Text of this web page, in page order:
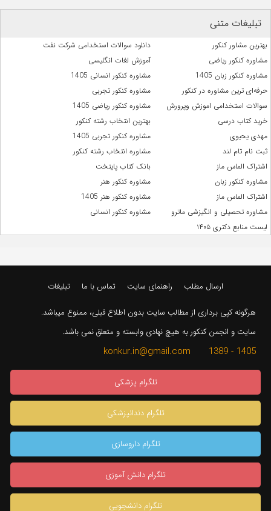
تبلیغات متنی
بهترین مشاور کنکور
دانلود سوالات استخدامی شرکت نفت
مشاوره کنکور ریاضی
آموزش لغات انگلیسی
مشاوره کنکور زبان 1405
مشاوره کنکور انسانی 1405
حرفه‌ای ترین مشاوره در کنکور
مشاوره کنکور تجربی
سوالات استخدامی اموزش وپرورش
مشاوره کنکور ریاضی 1405
خرید کتاب درسی
بهترین انتخاب رشته کنکور
مهدی یحیوی
مشاوره کنکور تجربی 1405
ثبت نام تام لند
مشاوره انتخاب رشته کنکور
اشتراک الماس ماز
بانک کتاب پایتخت
مشاوره کنکور زبان
مشاوره کنکور هنر
اشتراک الماس ماز
مشاوره کنکور هنر 1405
مشاوره تحصیلی و انگیزشی ماترو
مشاوره کنکور انسانی
لیست منابع دکتری ۱۴۰۵
ارسال مطلب راهنمای سایت تماس با ما تبلیغات
هرگونه کپی برداری از مطالب سایت بدون اطلاع قبلی، ممنوع میباشد.
سایت و انجمن کنکور به هیچ نهادی وابسته و متعلق نمی باشد.
1405 - 1389 konkur.in@gmail.com
تلگرام پزشکی
تلگرام دندانپزشکی
تلگرام داروسازی
تلگرام دانش آموزی
تلگرام دانشجویی